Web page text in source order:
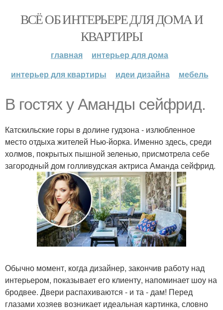
ВСЁ ОБ ИНТЕРЬЕРЕ ДЛЯ ДОМА И
КВАРТИРЫ
главная
интерьер для дома
интерьер для квартиры
идеи дизайна мебель
В гостях у Аманды сейфрид.
Катскильские горы в долине гудзона - излюбленное
место отдыха жителей Нью-йорка. Именно здесь, среди
холмов, покрытых пышной зеленью, присмотрела себе
загородный дом голливудская актриса Аманда сейфрид.
Обычно момент, когда дизайнер, закончив работу над
интерьером, показывает его клиенту, напоминает шоу на
бродвее. Двери распахиваются - и та - дам! Перед
глазами хозяев возникает идеальная картинка, словно